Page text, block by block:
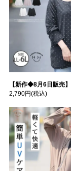
【新作◆8月6日販売】 無地・ドット柄から選べる 忍ばせ 活躍 シアー カーデ | 大
2,790円(税込)